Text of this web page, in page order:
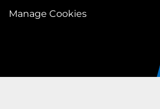
Manage Cookies